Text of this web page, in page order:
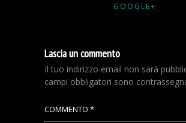
GOOGLE+
Lascia un commento
Il tuo indirizzo email non sarà
campi obbligatori sono
COMMENTO *